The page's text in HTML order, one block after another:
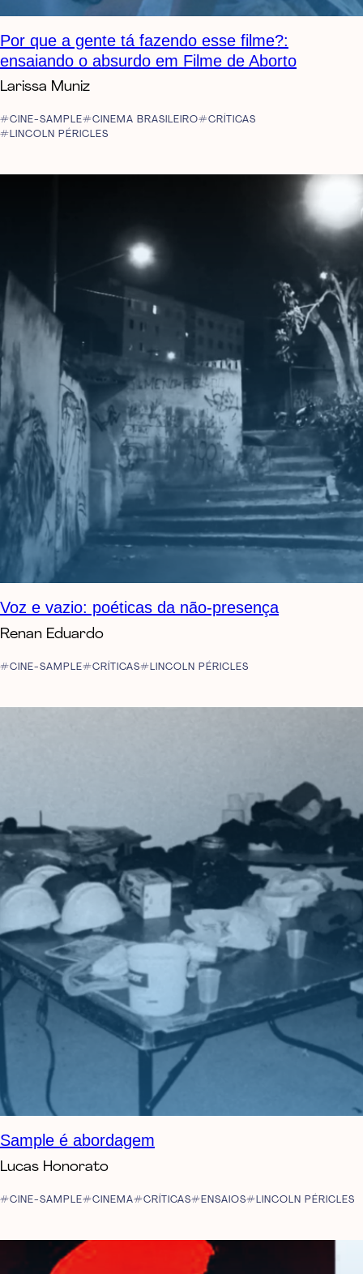
Por que a gente tá fazendo esse filme?:
ensaiando o absurdo em Filme de Aborto
Larissa Muniz
CINE-SAMPLE CINEMA BRASILEIRO
CRÍTICAS
LINCOLN PÉRICLES
Voz e vazio: poéticas da não-presença
Renan Eduardo
CINE-SAMPLE CRÍTICAS LINCOLN PÉRICLES
Sample é abordagem
Lucas Honorato
CINE-SAMPLE CINEMA CRÍTICAS ENSAIOS LINCOLN PÉRICLES